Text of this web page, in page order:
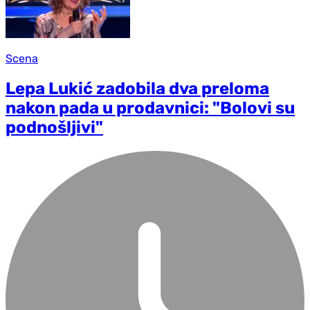
Scena
Lepa Lukić zadobila dva preloma
nakon pada u prodavnici: "Bolovi su
podnošljivi"